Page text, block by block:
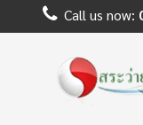
Call us now: